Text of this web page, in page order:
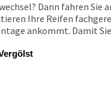
Dann fahren
Ihre Reifen
ankommt. Damit